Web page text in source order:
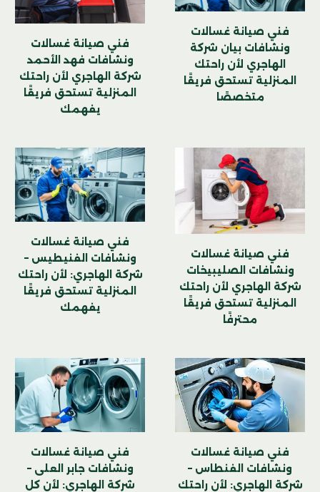
فني صيانة غسالات
ونشافات بيان شركة
الهاجري لأن راحتك
المنزلية تستحق فريقًا
متخصصًا
فني صيانة غسالات
ونشافات فهد الأحمد
شركة الهاجري لأن راحتك
المنزلية تستحق فريقًا
يفهمك
فني صيانة غسالات
ونشافات الصليبيخات
شركة الهاجري لأن راحتك
المنزلية تستحق فريقًا
محترفًا
فني صيانة غسالات
ونشافات الفنيطيس –
شركة الهاجري: لأن راحتك
المنزلية تستحق فريقًا
يفهمك
فني صيانة غسالات
ونشافات الفنطاس –
شركة الهاجري: لأن راحتك
فني صيانة غسالات
ونشافات جابر العلى –
شركة الهاجري: لأن كل